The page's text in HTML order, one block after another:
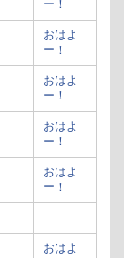
ー！
おはよ
ー！
おはよ
ー！
おはよ
ー！
おはよ
ー！
おはよ